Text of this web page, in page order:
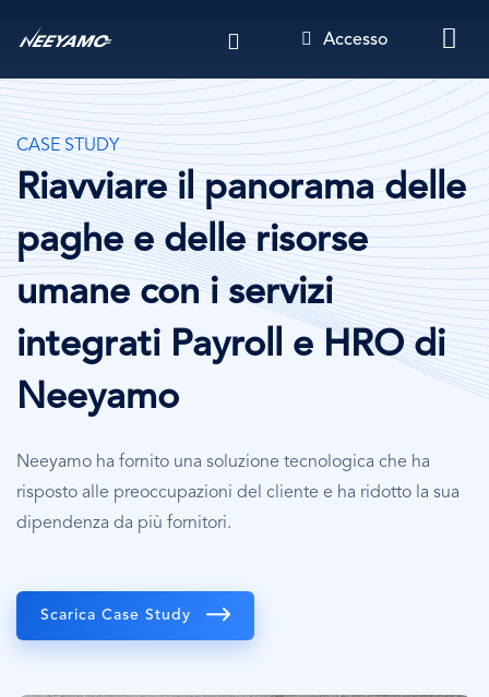
principale
Accesso
CASE STUDY
Riavviare il panorama delle
paghe e delle risorse
umane con i servizi
integrati Payroll e HRO di
Neeyamo
Neeyamo ha fornito una soluzione tecnologica che ha
risposto alle preoccupazioni del cliente e ha ridotto la sua
dipendenza da più fornitori.
Scarica Case Study